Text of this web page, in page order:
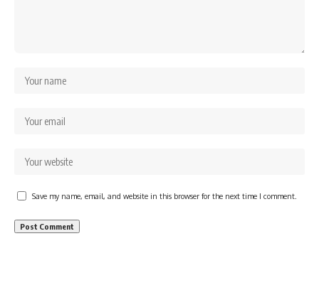
Save my name, email, and website in this browser for the next time I comment.